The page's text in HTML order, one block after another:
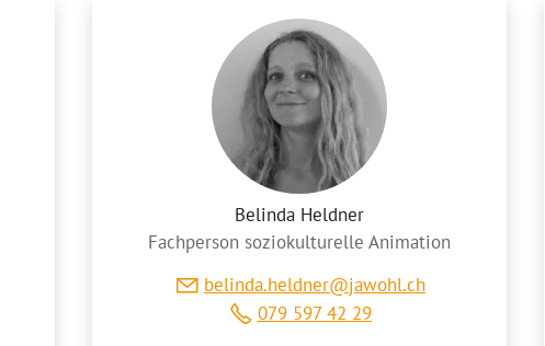
Belinda Heldner
Fachperson soziokulturelle Animation
b l nd h ldn r j w hlch
079 597 42 29